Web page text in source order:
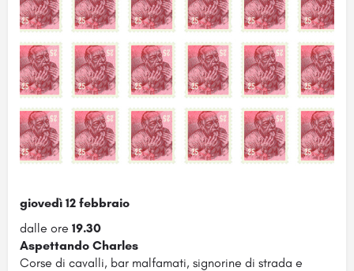
giovedì 12 febbraio
dalle ore 19.30
Aspettando Charles
Corse di cavalli, bar malfamati, signorine di strada e